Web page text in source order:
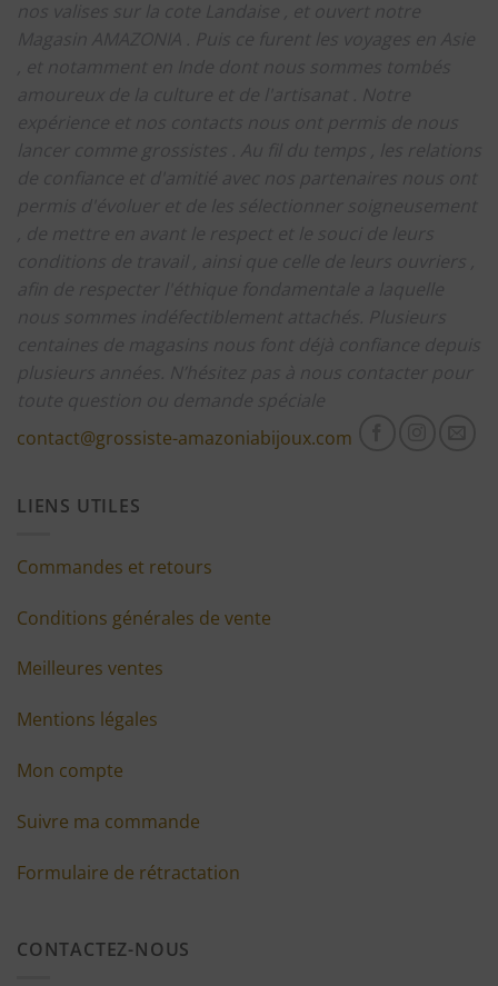
contact@grossiste-amazoniabijoux.com
LIENS UTILES
Commandes et retours
Conditions générales de vente
Meilleures ventes
Mentions légales
Mon compte
Suivre ma commande
Formulaire de rétractation
CONTACTEZ-NOUS